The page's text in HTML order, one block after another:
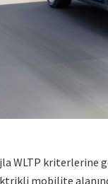
WLTP
mobilite